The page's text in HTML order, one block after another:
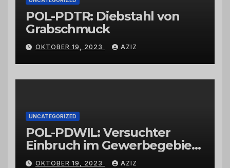
POL-PDTR: Diebstahl von
Grabschmuck
OKTOBER 19, 2023 AZIZ
UNCATEGORIZED
POL-PDWIL: Versuchter
Einbruch im Gewerbegebiet
Wittlich
OKTOBER 19, 2023 AZIZ